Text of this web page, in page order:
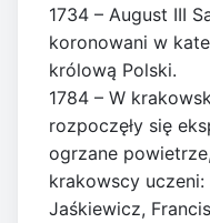
1734 – August III
koronowani w
królową Polski.
1784 – W
rozpoczęły się
ogrzane
krakowscy
Jaśkiewicz,